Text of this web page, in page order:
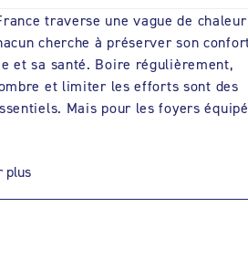
traverse une vague de chaleur
cherche à préserver son
et sa santé. Boire régulièrement,
et limiter les efforts sont des
Mais pour les foyers
plus